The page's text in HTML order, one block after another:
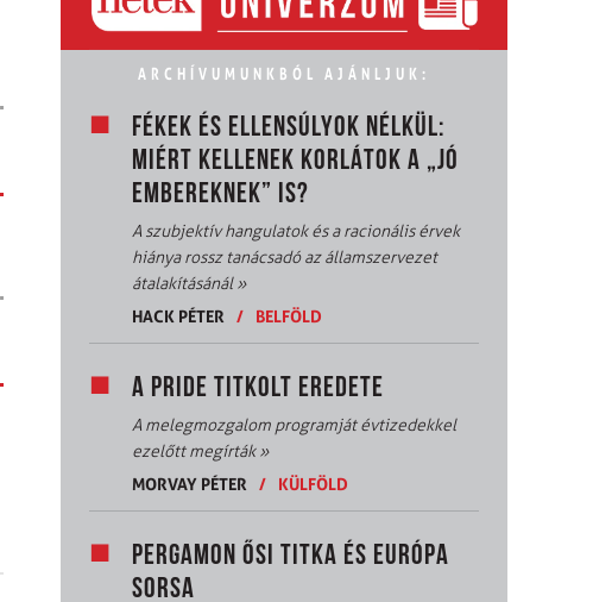
ARCHÍVUMUNKBÓL AJÁNLJUK:
FÉKEK ÉS ELLENSÚLYOK NÉLKÜL:
MIÉRT KELLENEK KORLÁTOK A „JÓ
EMBEREKNEK” IS?
A szubjektív hangulatok és a racionális érvek
hiánya rossz tanácsadó az államszervezet
átalakításánál»
HACK PÉTER
/ BELFÖLD
A PRIDE TITKOLT EREDETE
A melegmozgalom programját évtizedekkel
ezelőtt megírták»
MORVAY PÉTER
/ KÜLFÖLD
PERGAMON ŐSI TITKA ÉS EURÓPA
SORSA